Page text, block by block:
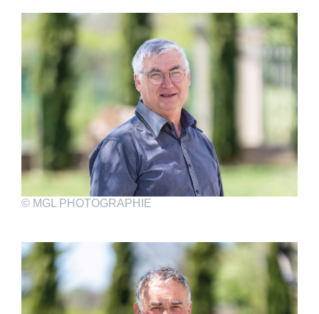
© MGL PHOTOGRAPHIE